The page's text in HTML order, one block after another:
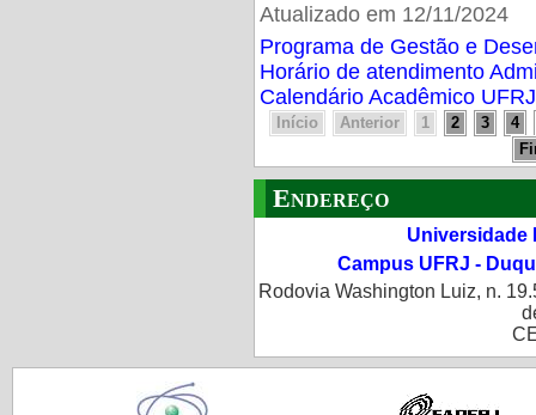
Atualizado em 12/11/2024
Programa de Gestão e
Horário de atendimento
Calendário Acadêmico
Início Anterior 1 2 3
4
Endereço
Universidade
Campus UFRJ -
Rodovia Washington Luiz, n.